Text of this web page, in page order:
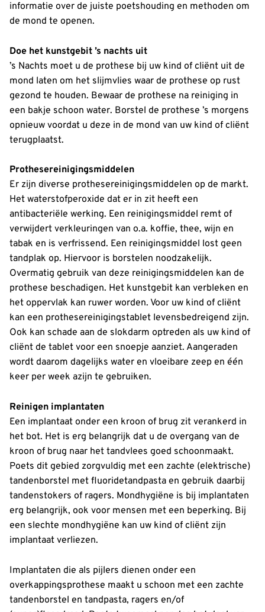
informatie over de juiste poetshouding en methoden om
de mond te openen.
Doe het kunstgebit ’s nachts uit
’s Nachts moet u de prothese bij uw kind of cliënt uit de
mond laten om het slijmvlies waar de prothese op rust
gezond te houden. Bewaar de prothese na reiniging in
een bakje schoon water. Borstel de prothese ’s morgens
opnieuw voordat u deze in de mond van uw kind of cliënt
terugplaatst.
Prothesereinigingsmiddelen
Er zijn diverse prothesereinigingsmiddelen op de markt.
Het waterstofperoxide dat er in zit heeft een
antibacteriële werking. Een reinigingsmiddel remt of
verwijdert verkleuringen van o.a. koffie, thee, wijn en
tabak en is verfrissend. Een reinigingsmiddel lost geen
tandplak op. Hiervoor is borstelen noodzakelijk.
Overmatig gebruik van deze reinigingsmiddelen kan de
prothese beschadigen. Het kunstgebit kan verbleken en
het oppervlak kan ruwer worden. Voor uw kind of cliënt
kan een prothesereinigingstablet levensbedreigend zijn.
Ook kan schade aan de slokdarm optreden als uw kind of
cliënt de tablet voor een snoepje aanziet. Aangeraden
wordt daarom dagelijks water en vloeibare zeep en één
keer per week azijn te gebruiken.
Reinigen implantaten
Een implantaat onder een kroon of brug zit verankerd in
het bot. Het is erg belangrijk dat u de overgang van de
kroon of brug naar het tandvlees goed schoonmaakt.
Poets dit gebied zorgvuldig met een zachte (elektrische)
tandenborstel met fluoridetandpasta en gebruik daarbij
tandenstokers of ragers. Mondhygiëne is bij implantaten
erg belangrijk, ook voor mensen met een beperking. Bij
een slechte mondhygiëne kan uw kind of cliënt zijn
implantaat verliezen.
Implantaten die als pijlers dienen onder een
overkappingsprothese maakt u schoon met een zachte
tandenborstel en tandpasta, ragers en/of